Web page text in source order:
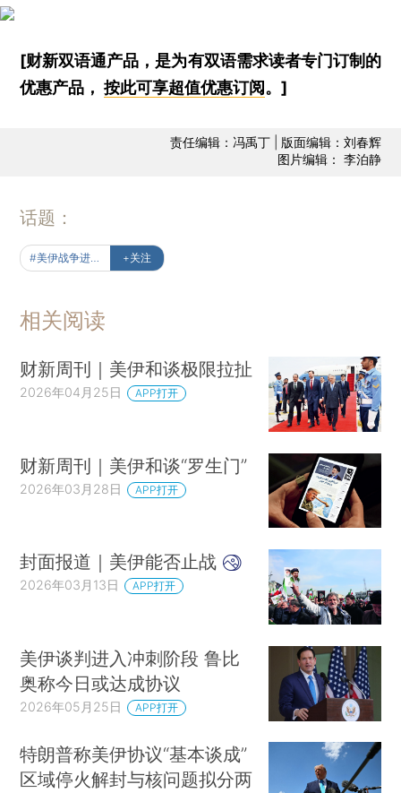
[财新双语通产品，是为有双语需求读者专门订制的
优惠产品，按此可享超值优惠订阅。]
责任编辑：冯禹丁 | 版面编辑：刘春辉
图片编辑： 李泊静
话题：
+关注
相关阅读
财新周刊｜美伊和谈极限拉扯
2026年04月25日 APP打开
财新周刊｜美伊和谈“罗生门”
2026年03月28日 APP打开
封面报道｜美伊能否止战
2026年03月13日 APP打开
美伊谈判进入冲刺阶段 鲁比
奥称今日或达成协议
2026年05月25日 APP打开
特朗普称美伊协议“基本谈成”
区域停火解封与核问题拟分两